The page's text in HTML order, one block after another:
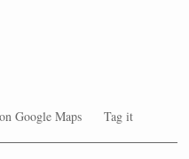
Google Maps Tag it